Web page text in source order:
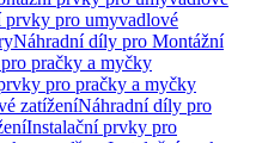
pro umyvadlové
Náhradní díly pro Montážní
pračky a myčky
pro pračky a myčky
zatíženíNáhradní díly pro
Instalační prvky pro